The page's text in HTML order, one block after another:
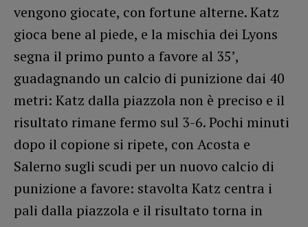
vengono giocate, con fortune alterne. Katz
gioca bene al piede, e la mischia dei Lyons
segna il primo punto a favore al 35’,
guadagnando un calcio di punizione dai 40
metri: Katz dalla piazzola non è preciso e il
risultato rimane fermo sul 3-6. Pochi minuti
dopo il copione si ripete, con Acosta e
Salerno sugli scudi per un nuovo calcio di
punizione a favore: stavolta Katz centra i
pali dalla piazzola e il risultato torna in